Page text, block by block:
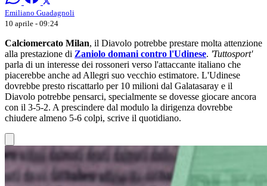
Emiliano Guadagnoli
10 aprile - 09:24
Calciomercato Milan, il Diavolo potrebbe prestare molta attenzione
alla prestazione di Zaniolo domani contro l'Udinese. 'Tuttosport'
parla di un interesse dei rossoneri verso l'attaccante italiano che
piacerebbe anche ad Allegri suo vecchio estimatore. L'Udinese
dovrebbe presto riscattarlo per 10 milioni dal Galatasaray e il
Diavolo potrebbe pensarci, specialmente se dovesse giocare ancora
con il 3-5-2. A prescindere dal modulo la dirigenza dovrebbe
chiudere almeno 5-6 colpi, scrive il quotidiano.